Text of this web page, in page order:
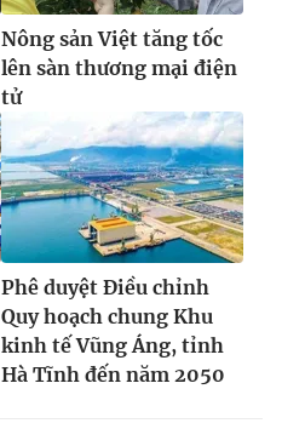
Nông sản Việt tăng tốc
lên sàn thương mại điện
tử
Phê duyệt Điều chỉnh
Quy hoạch chung Khu
kinh tế Vũng Áng, tỉnh
Hà Tĩnh đến năm 2050